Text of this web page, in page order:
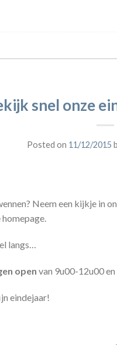
snel onze
Posted on 11/12/2015
Neem een kijkje in
homepage.
langs…
open van 9u00-12u00
eindejaar!